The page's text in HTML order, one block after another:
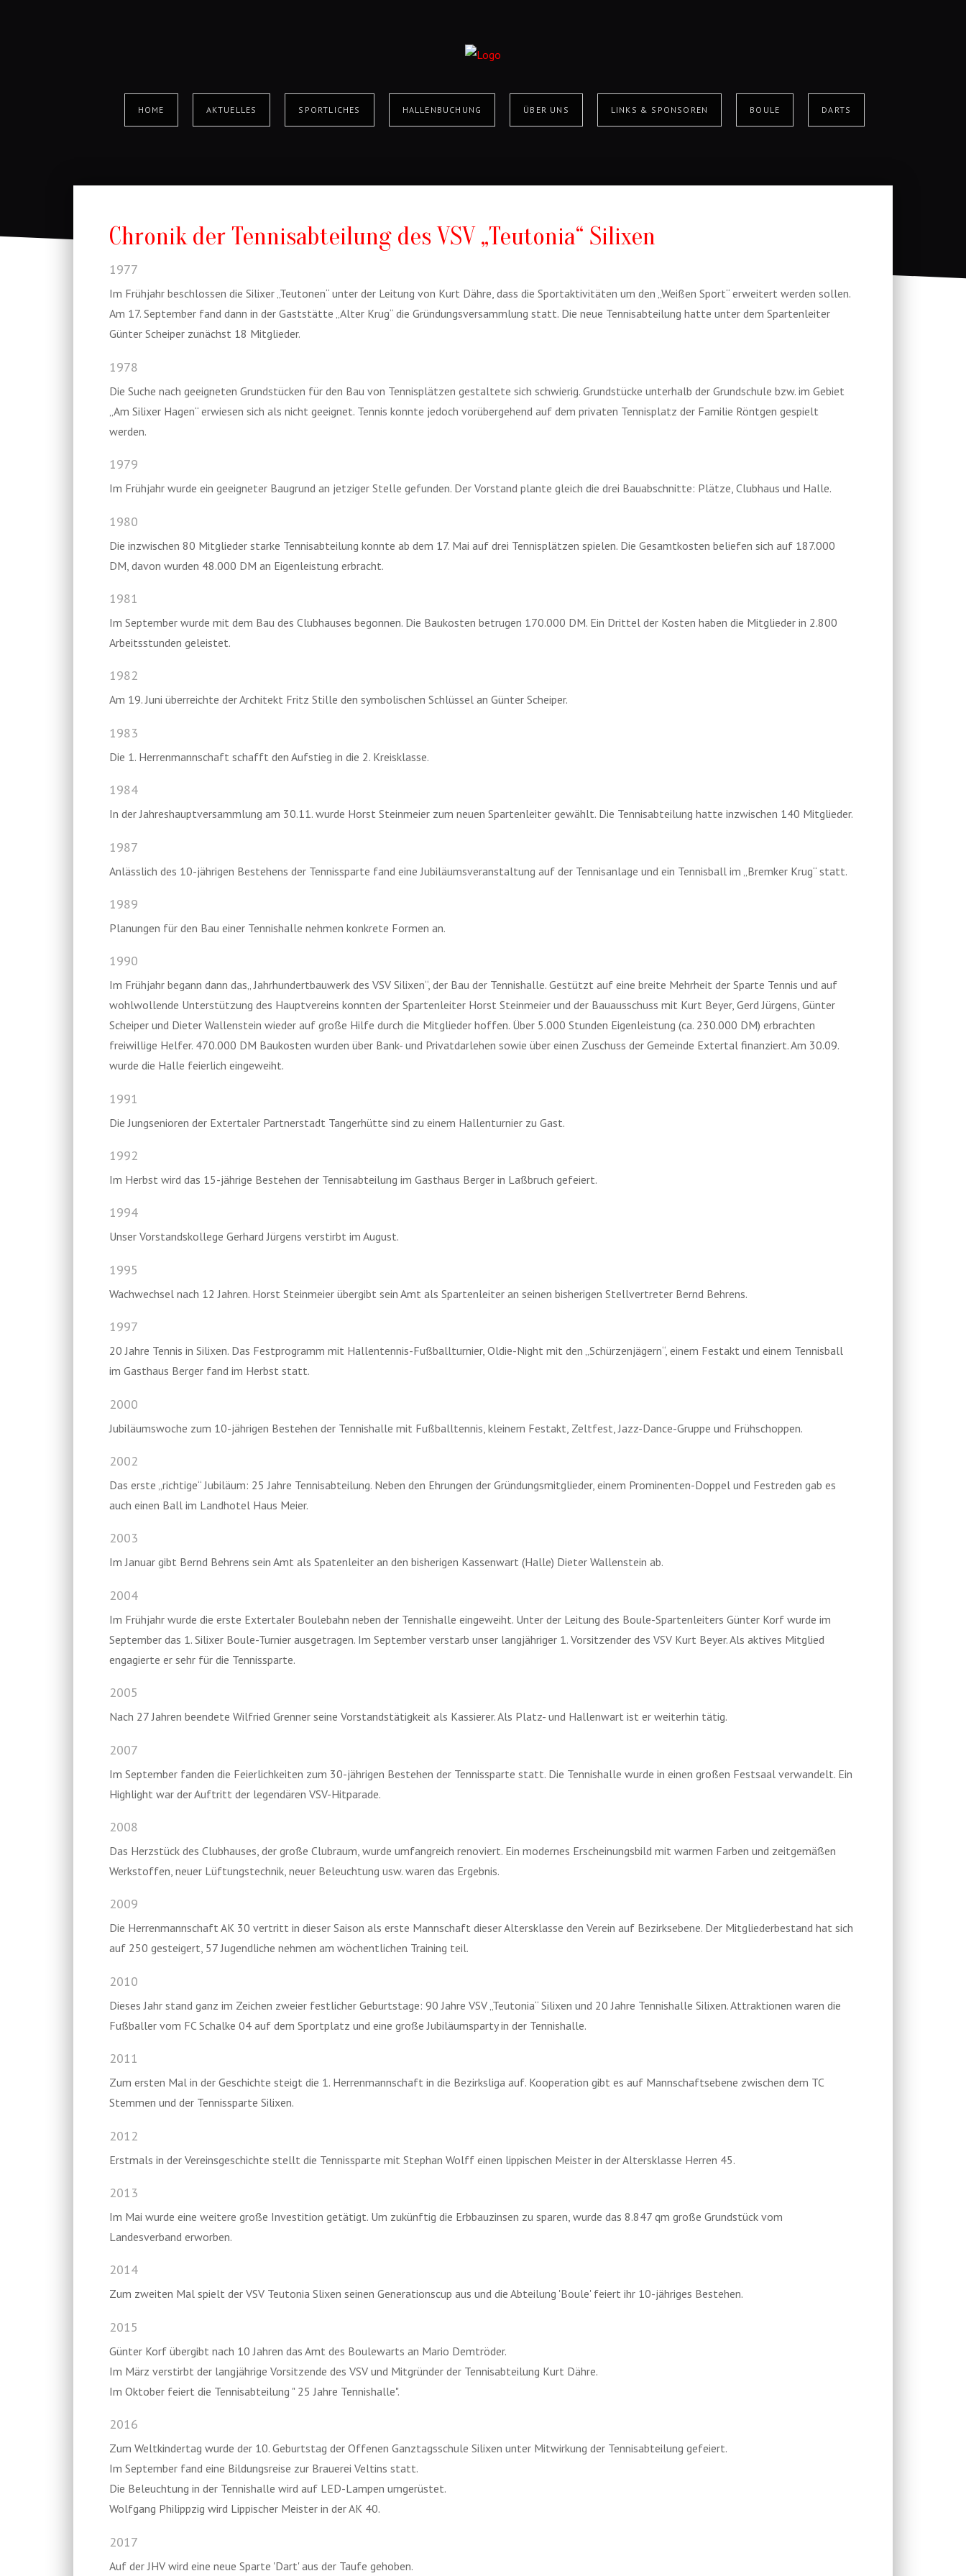
HOME AKTUELLES SPORTLICHES HALLENBUCHUNG ÜBER UNS LINKS & SPONSOREN BOULE DARTS
Chronik der Tennisabteilung des VSV „Teutonia“ Silixen
1977
Im Frühjahr beschlossen die Silixer „Teutonen“ unter der Leitung von Kurt Dähre, dass die Sportaktivitäten um den „Weißen Sport“ erweitert werden sollen.
Am 17. September fand dann in der Gaststätte „Alter Krug“ die Gründungsversammlung statt. Die neue Tennisabteilung hatte unter dem Spartenleiter
Günter Scheiper zunächst 18 Mitglieder.
1978
Die Suche nach geeigneten Grundstücken für den Bau von Tennisplätzen gestaltete sich schwierig. Grundstücke unterhalb der Grundschule bzw. im Gebiet
„Am Silixer Hagen“ erwiesen sich als nicht geeignet. Tennis konnte jedoch vorübergehend auf dem privaten Tennisplatz der Familie Röntgen gespielt
werden.
1979
Im Frühjahr wurde ein geeigneter Baugrund an jetziger Stelle gefunden. Der Vorstand plante gleich die drei Bauabschnitte: Plätze, Clubhaus und Halle.
1980
Die inzwischen 80 Mitglieder starke Tennisabteilung konnte ab dem 17. Mai auf drei Tennisplätzen spielen. Die Gesamtkosten beliefen sich auf 187.000
DM, davon wurden 48.000 DM an Eigenleistung erbracht.
1981
Im September wurde mit dem Bau des Clubhauses begonnen. Die Baukosten betrugen 170.000 DM. Ein Drittel der Kosten haben die Mitglieder in 2.800
Arbeitsstunden geleistet.
1982
Am 19. Juni überreichte der Architekt Fritz Stille den symbolischen Schlüssel an Günter Scheiper.
1983
Die 1. Herrenmannschaft schafft den Aufstieg in die 2. Kreisklasse.
1984
In der Jahreshauptversammlung am 30.11. wurde Horst Steinmeier zum neuen Spartenleiter gewählt. Die Tennisabteilung hatte inzwischen 140 Mitglieder.
1987
Anlässlich des 10-jährigen Bestehens der Tennissparte fand eine Jubiläumsveranstaltung auf der Tennisanlage und ein Tennisball im „Bremker Krug“ statt.
1989
Planungen für den Bau einer Tennishalle nehmen konkrete Formen an.
1990
Im Frühjahr begann dann das„ Jahrhundertbauwerk des VSV Silixen“, der Bau der Tennishalle. Gestützt auf eine breite Mehrheit der Sparte Tennis und auf
wohlwollende Unterstützung des Hauptvereins konnten der Spartenleiter Horst Steinmeier und der Bauausschuss mit Kurt Beyer, Gerd Jürgens, Günter
Scheiper und Dieter Wallenstein wieder auf große Hilfe durch die Mitglieder hoffen. Über 5.000 Stunden Eigenleistung (ca. 230.000 DM) erbrachten
freiwillige Helfer. 470.000 DM Baukosten wurden über Bank- und Privatdarlehen sowie über einen Zuschuss der Gemeinde Extertal finanziert. Am 30.09.
wurde die Halle feierlich eingeweiht.
1991
Die Jungsenioren der Extertaler Partnerstadt Tangerhütte sind zu einem Hallenturnier zu Gast.
1992
Im Herbst wird das 15-jährige Bestehen der Tennisabteilung im Gasthaus Berger in Laßbruch gefeiert.
1994
Unser Vorstandskollege Gerhard Jürgens verstirbt im August.
1995
Wachwechsel nach 12 Jahren. Horst Steinmeier übergibt sein Amt als Spartenleiter an seinen bisherigen Stellvertreter Bernd Behrens.
1997
20 Jahre Tennis in Silixen. Das Festprogramm mit Hallentennis-Fußballturnier, Oldie-Night mit den „Schürzenjägern“, einem Festakt und einem Tennisball
im Gasthaus Berger fand im Herbst statt.
2000
Jubiläumswoche zum 10-jährigen Bestehen der Tennishalle mit Fußballtennis, kleinem Festakt, Zeltfest, Jazz-Dance-Gruppe und Frühschoppen.
2002
Das erste „richtige“ Jubiläum: 25 Jahre Tennisabteilung. Neben den Ehrungen der Gründungsmitglieder, einem Prominenten-Doppel und Festreden gab es
auch einen Ball im Landhotel Haus Meier.
2003
Im Januar gibt Bernd Behrens sein Amt als Spatenleiter an den bisherigen Kassenwart (Halle) Dieter Wallenstein ab.
2004
Im Frühjahr wurde die erste Extertaler Boulebahn neben der Tennishalle eingeweiht. Unter der Leitung des Boule-Spartenleiters Günter Korf wurde im
September das 1. Silixer Boule-Turnier ausgetragen. Im September verstarb unser langjähriger 1. Vorsitzender des VSV Kurt Beyer. Als aktives Mitglied
engagierte er sehr für die Tennissparte.
2005
Nach 27 Jahren beendete Wilfried Grenner seine Vorstandstätigkeit als Kassierer. Als Platz- und Hallenwart ist er weiterhin tätig.
2007
Im September fanden die Feierlichkeiten zum 30-jährigen Bestehen der Tennissparte statt. Die Tennishalle wurde in einen großen Festsaal verwandelt. Ein
Highlight war der Auftritt der legendären VSV-Hitparade.
2008
Das Herzstück des Clubhauses, der große Clubraum, wurde umfangreich renoviert. Ein modernes Erscheinungsbild mit warmen Farben und zeitgemäßen
Werkstoffen, neuer Lüftungstechnik, neuer Beleuchtung usw. waren das Ergebnis.
2009
Die Herrenmannschaft AK 30 vertritt in dieser Saison als erste Mannschaft dieser Altersklasse den Verein auf Bezirksebene. Der Mitgliederbestand hat sich
auf 250 gesteigert, 57 Jugendliche nehmen am wöchentlichen Training teil.
2010
Dieses Jahr stand ganz im Zeichen zweier festlicher Geburtstage: 90 Jahre VSV „Teutonia“ Silixen und 20 Jahre Tennishalle Silixen. Attraktionen waren die
Fußballer vom FC Schalke 04 auf dem Sportplatz und eine große Jubiläumsparty in der Tennishalle.
2011
Zum ersten Mal in der Geschichte steigt die 1. Herrenmannschaft in die Bezirksliga auf. Kooperation gibt es auf Mannschaftsebene zwischen dem TC
Stemmen und der Tennissparte Silixen.
2012
Erstmals in der Vereinsgeschichte stellt die Tennissparte mit Stephan Wolff einen lippischen Meister in der Altersklasse Herren 45.
2013
Im Mai wurde eine weitere große Investition getätigt. Um zukünftig die Erbbauzinsen zu sparen, wurde das 8.847 qm große Grundstück vom
Landesverband erworben.
2014
Zum zweiten Mal spielt der VSV Teutonia Slixen seinen Generationscup aus und die Abteilung 'Boule' feiert ihr 10-jähriges Bestehen.
2015
Günter Korf übergibt nach 10 Jahren das Amt des Boulewarts an Mario Demtröder.
Im März verstirbt der langjährige Vorsitzende des VSV und Mitgründer der Tennisabteilung Kurt Dähre.
Im Oktober feiert die Tennisabteilung " 25 Jahre Tennishalle".
2016
Zum Weltkindertag wurde der 10. Geburtstag der Offenen Ganztagsschule Silixen unter Mitwirkung der Tennisabteilung gefeiert.
Im September fand eine Bildungsreise zur Brauerei Veltins statt.
Die Beleuchtung in der Tennishalle wird auf LED-Lampen umgerüstet.
Wolfgang Philippzig wird Lippischer Meister in der AK 40.
2017
Auf der JHV wird eine neue Sparte 'Dart' aus der Taufe gehoben.